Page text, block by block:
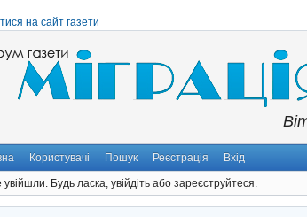
на сайт газети
Користувачі Пошук Реєстрація Вхід
увійшли. Будь ласка, увійдіть або зареєструйтеся.